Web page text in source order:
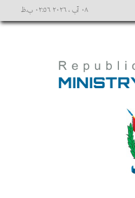
٠٨ آب ، ٢٠٢٦ ٠٢:٥٦ ب.ظ